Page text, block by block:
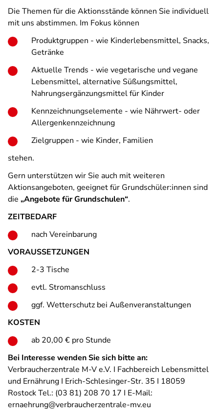
Die Themen für die Aktionsstände können Sie individuell
mit uns abstimmen. Im Fokus können
Produktgruppen - wie Kinderlebensmittel, Snacks,
Getränke
Aktuelle Trends - wie vegetarische und vegane
Lebensmittel, alternative Süßungsmittel,
Nahrungsergänzungsmittel für Kinder
Kennzeichnungselemente - wie Nährwert- oder
Allergenkennzeichnung
Zielgruppen - wie Kinder, Familien
stehen.
Gern unterstützen wir Sie auch mit weiteren
Aktionsangeboten, geeignet für Grundschüler:innen sind
die „Angebote für Grundschulen“.
ZEITBEDARF
nach Vereinbarung
VORAUSSETZUNGEN
2-3 Tische
evtl. Stromanschluss
ggf. Wetterschutz bei Außenveranstaltungen
KOSTEN
ab 20,00 € pro Stunde
Bei Interesse wenden Sie sich bitte an:
Verbraucherzentrale M-V e.V. I Fachbereich Lebensmittel
und Ernährung I Erich-Schlesinger-Str. 35 I 18059
Rostock Tel.: (03 81) 208 70 17 I E-Mail:
ernaehrung@verbraucherzentrale-mv.eu